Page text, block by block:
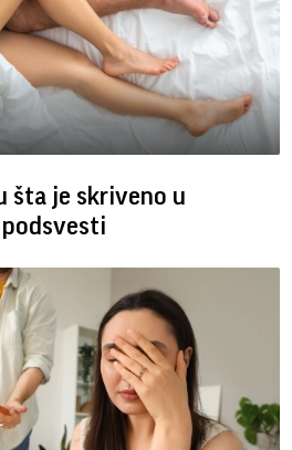
šta je skriveno u